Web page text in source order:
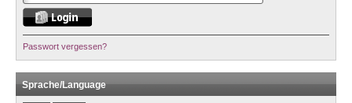
Passwort vergessen?
Sprache/Language